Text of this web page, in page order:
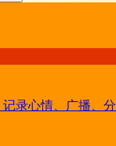
录心情、广播、